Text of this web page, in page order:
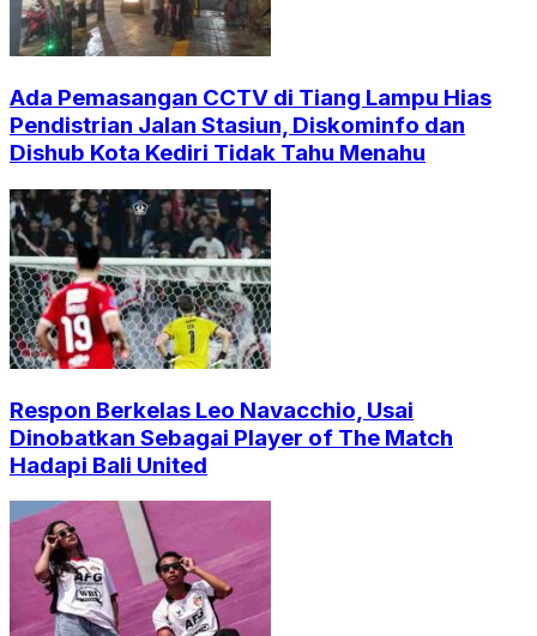
Ada Pemasangan CCTV di Tiang Lampu Hias
Pendistrian Jalan Stasiun, Diskominfo dan
Dishub Kota Kediri Tidak Tahu Menahu
Respon Berkelas Leo Navacchio, Usai
Dinobatkan Sebagai Player of The Match
Hadapi Bali United